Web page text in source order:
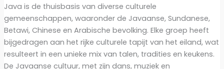
Java is de thuisbasis van diverse culturele
gemeenschappen, waaronder de Javaanse, Sundanese,
Betawi, Chinese en Arabische bevolking. Elke groep heeft
bijgedragen aan het rijke culturele tapijt van het eiland, wat
resulteert in een unieke mix van talen, tradities en keukens.
De Javaanse cultuur, met zijn dans, muziek en